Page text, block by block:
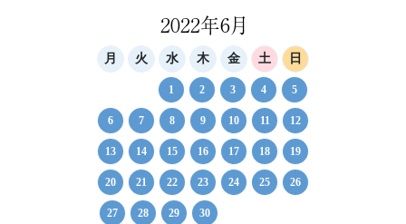
2022年6月
月 火 水 木 金 土 日
1 2 3 4 5
6 7 8 9 10 11 12
13 14 15 16 17 18 19
20 21 22 23 24 25 26
27 28 29 30